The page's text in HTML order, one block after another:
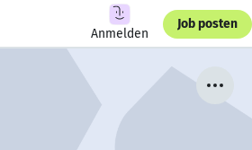
Anmelden
Job posten